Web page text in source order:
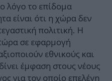
λόγο το επίδομα
είναι ότι η χώρα δεν
πολιτική. Η
σε εφαρμογή
εθνικούς και
έμφαση στους νέους
για τον οποίο επελέγη